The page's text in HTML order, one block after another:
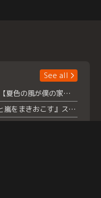
See all
浮所飛貴主演！ 【夏色の風が僕の家にやってきた】 本日よりテラサで独占配信スタート！
『夏色の雲が恋と嵐をまきおこす』スペシャルメイキング 【Part1】2026年７月18日（土）23時30分～配信スタート！話題のシーンの裏側を大公開！豪華キャスト大集合！ 『武宮家 真夏の家族会議』開催！